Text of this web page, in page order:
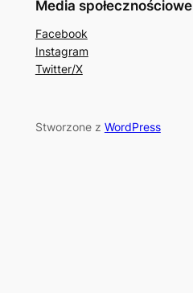
Media społecznościowe
Facebook
Instagram
Twitter/X
Stworzone z WordPress